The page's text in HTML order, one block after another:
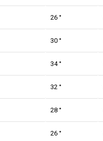
26 °
30 °
34 °
32 °
28 °
26 °